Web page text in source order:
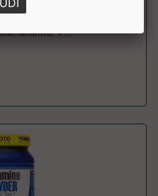
muscolare e la riduzione
P...